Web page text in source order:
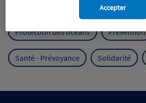
Protection de l'environnement
Protection des océans Prévention
Santé - Prévoyance Solidarité
Accepter